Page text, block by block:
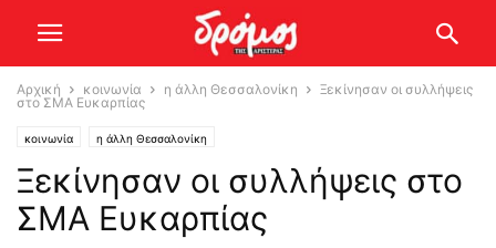
Αρχική κοινωνία η άλλη Θεσσαλονίκη
Ξεκίνησαν οι συλλήψεις
στο ΣΜΑ Ευκαρπίας
κοινωνία η άλλη Θεσσαλονίκη
Ξεκίνησαν οι συλλήψεις στο
ΣΜΑ Ευκαρπίας